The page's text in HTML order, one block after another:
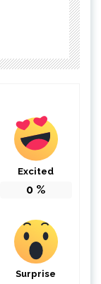
Excited
0 %
Surprise